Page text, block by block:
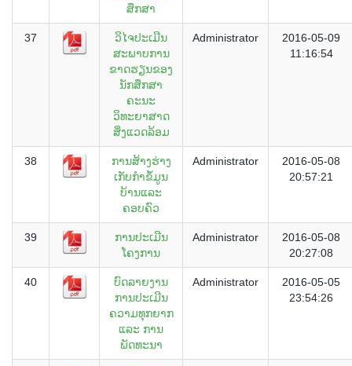
ສຶກສາ
37
ວິໄຈປະເມີນ
ສະພາບການ
ຂາດຮຽນຂອງ
ນັກສຶກສາ
ຄະນະ
ວິທະຍາສາດ
ສິ່ງແວດລ້ອມ
Administrator
2016-05-09
11:16:54
38
ການສ້າງຮ່າງ
ເກັບກຳຂໍ້ມູນ
ບ້ານແລະ
ຄອບຄົວ
Administrator
2016-05-08
20:57:21
39
ການປະເມີນ
ໂຄງການ
Administrator
2016-05-08
20:27:08
40
ບົດລາຍງານ
ການປະເມີນ
ຄວາມທຸກຍາກ
ແລະ ການ
ພັດທະນາ
Administrator
2016-05-05
23:54:26